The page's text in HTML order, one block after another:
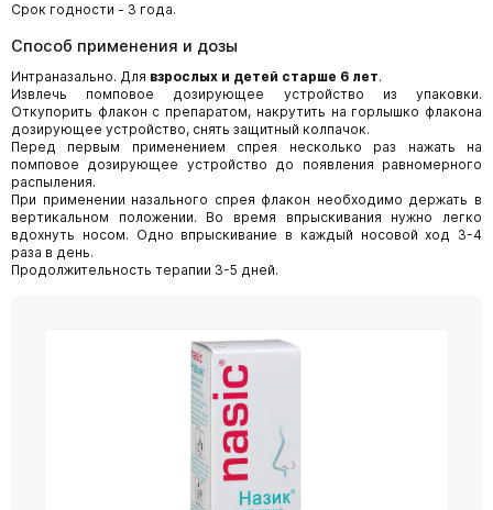
Срок годности - 3 года.
Способ применения и дозы
Интраназально. Для взрослых и детей старше 6 лет.
Извлечь помповое дозирующее устройство из упаковки.
Откупорить флакон с препаратом, накрутить на горлышко флакона
дозирующее устройство, снять защитный колпачок.
Перед первым применением спрея несколько раз нажать на
помповое дозирующее устройство до появления равномерного
распыления.
При применении назального спрея флакон необходимо держать в
вертикальном положении. Во время впрыскивания нужно легко
вдохнуть носом. Одно впрыскивание в каждый носовой ход 3-4
раза в день.
Продолжительность терапии 3-5 дней.